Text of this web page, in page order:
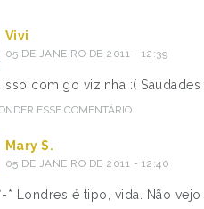
Vivi
05 DE JANEIRO DE 2011 - 12:39
isso comigo vizinha :(
ESSE COMENTÁRIO
Mary S.
05 DE JANEIRO DE 2011 - 12:40
* Londres é tipo, vida. Não